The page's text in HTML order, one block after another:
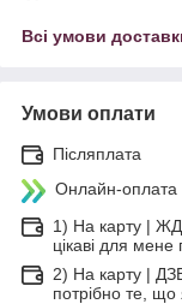
Всі умови
Умови оплати
Післяплата
Онлайн-оплата
1) На карту |
цікаві для мене
2) На карту |
потрібно те,